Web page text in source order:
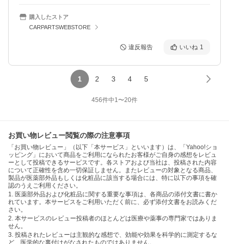
購入したストア
CARPARTSWEBSTORE
違反報告 いいね 1
1 2 3 4 5
456件中1〜20件
お買い物レビュー閲覧の際の注意事項
「お買い物レビュー」（以下「本サービス」といいます）は、「Yahoo!ショ
ッピング」において商品をご利用になられたお客様がご自身の感想をレビュ
ーとして投稿できるサービスです。各ストアおよび当社は、投稿された内容
について正確性を含め一切保証しません。またレビューの対象となる商品、
製品が医薬部外品もしくは化粧品に該当する場合には、特に以下の事項を確
認のうえご利用ください。
1. 医薬部外品および化粧品に関する重要な事項は、各商品の添付文書に書か
れています。本サービスをご利用いただく前に、必ず添付文書をお読みくだ
さい。
2. 本サービスのレビュー投稿者のほとんどは医療や薬事の専門家ではありま
せん。
3. 投稿されたレビューは主観的な感想で、効能や効果を科学的に測定するな
ど、医学的な裏付けがなされたものではありません。